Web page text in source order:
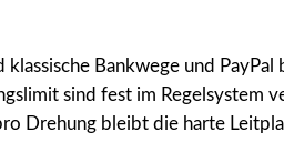
klassische Bankwege und PayPal
sind fest im Regelsystem
Drehung bleibt die harte